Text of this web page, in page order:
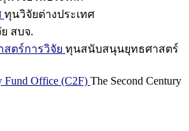
ทุนวิจัยต่างประเทศ
สบจ.
ตร์การวิจัย ทุนสนับสนุนยุทธศาสตร์
Fund Office (C2F) The Second Century